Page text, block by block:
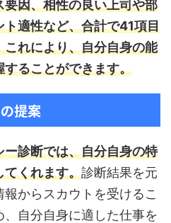
因、相性の良い上司や部
適性など、合計で41項目
れにより、自分自身の能
ることができます。
提案
診断では、自分自身の特
てくれます。診断結果を元
からスカウトを受けるこ
自分自身に適した仕事を